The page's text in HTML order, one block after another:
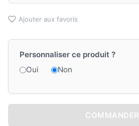
Ajouter aux favoris
Personnaliser ce produit ?
Oui
Non
COMMANDER